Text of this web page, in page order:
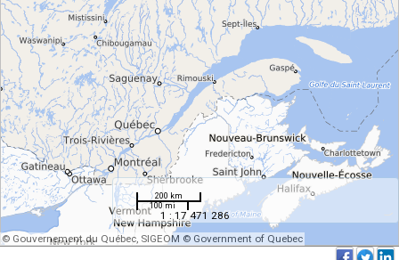
200 km
100 mi
1 : 17 471 286
© Gouvernement du Québec, SIGEOM © Government of Quebec